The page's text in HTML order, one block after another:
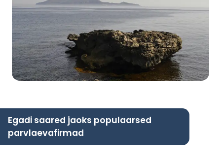
Egadi saared jaoks populaarsed
parvlaevafirmad